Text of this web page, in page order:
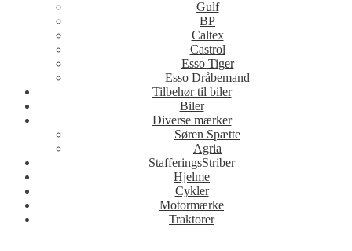
Gulf
BP
Caltex
Castrol
Esso Tiger
Esso Dråbemand
Tilbehør til biler
Biler
Diverse mærker
Søren Spætte
Agria
StafferingsStriber
Hjelme
Cykler
Motormærke
Traktorer